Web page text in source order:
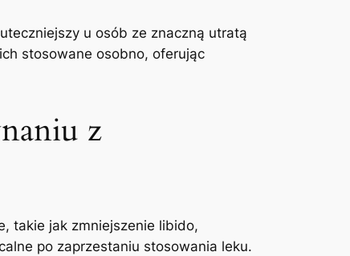
u osób ze znaczną utratą
stosowane osobno, oferując
z
takie jak zmniejszenie libido,
po zaprzestaniu stosowania leku.